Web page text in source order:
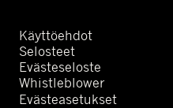
Käyttöehdot
Selosteet
Evästeseloste
Whistleblower
Evästeasetukset